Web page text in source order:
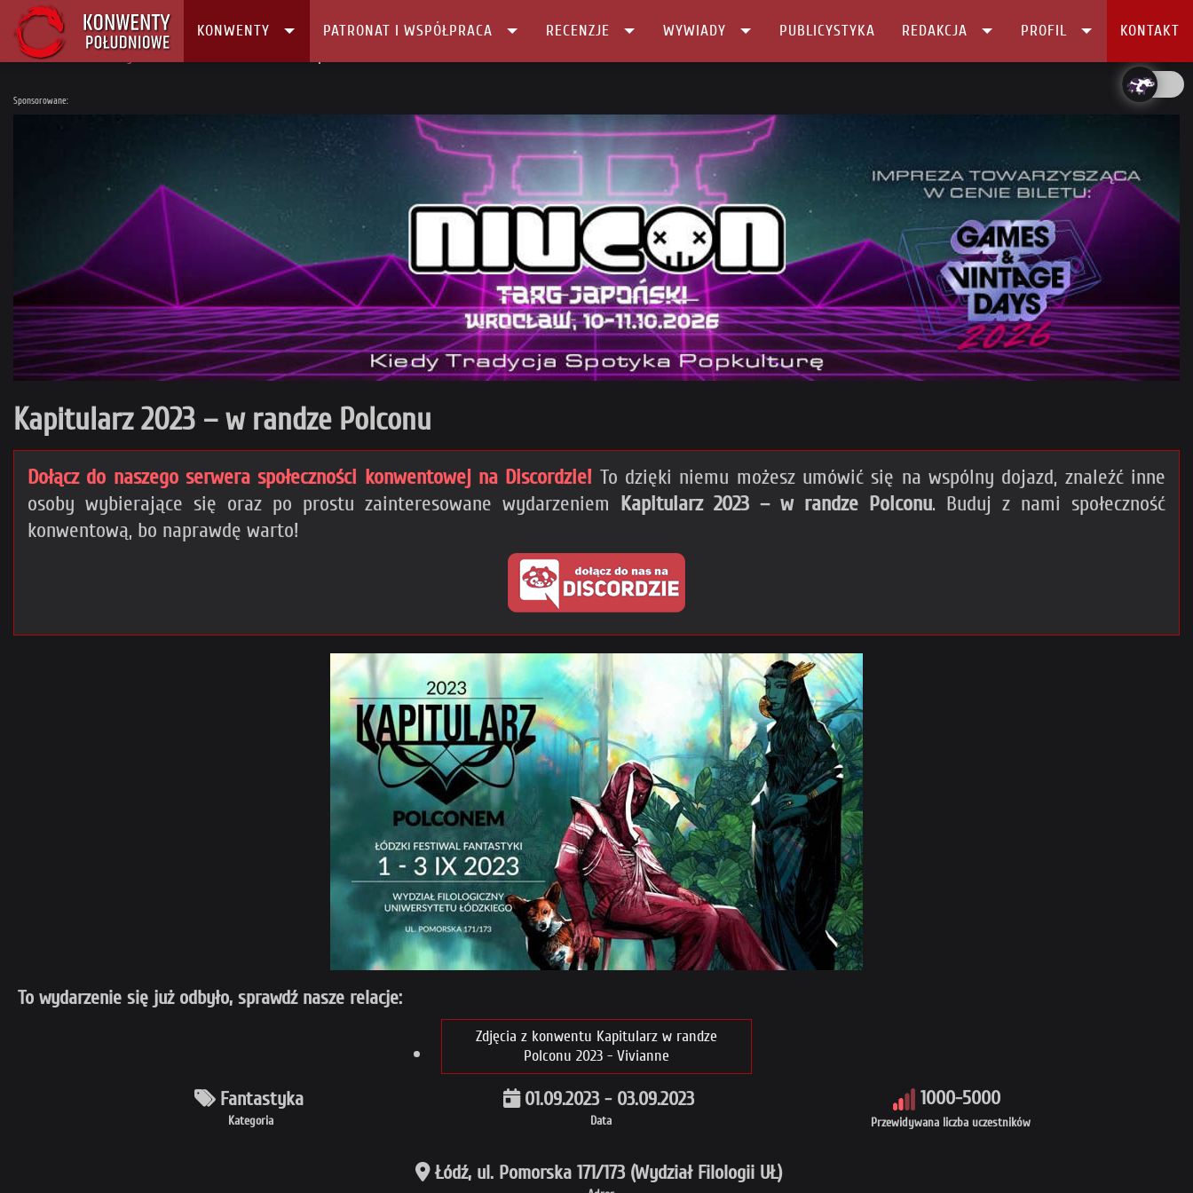
KONWENTY PATRONAT I WSPÓŁPRACA RECENZJE WYWIADY PUBLICYSTYKA REDAKCJA PROFIL KONTAKT
Główna
Sponsorowane:
Kapitularz 2023 – w randze Polconu
Dołącz do naszego serwera społeczności konwentowej na Discordzie! To dzięki niemu możesz umówić się na wspólny dojazd, znaleźć inne
osoby wybierające się oraz po prostu zainteresowane wydarzeniem
Kapitularz 2023 – w randze Polconu. Buduj z nami społeczność
konwentową, bo naprawdę warto!
To wydarzenie się już odbyło, sprawdź nasze relacje:
Zdjęcia z konwentu Kapitularz w randze
Polconu 2023 - Vivianne
Kategoria
Fantastyka
Data
01.09.2023 - 03.09.2023
Przewidywana liczba uczestników
1000-5000
Łódź, ul. Pomorska 171/173 (Wydział Filologii UŁ)